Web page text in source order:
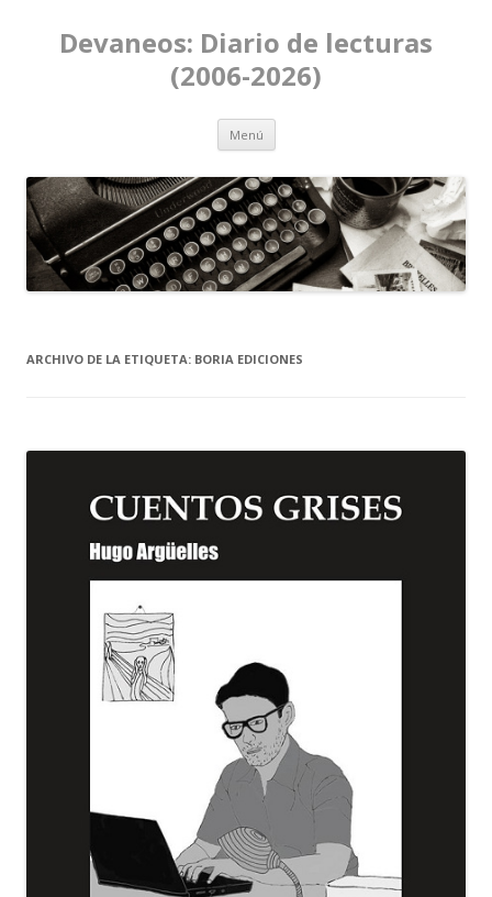
Devaneos: Diario de lecturas
(2006-2026)
Menú Ir al contenido
ARCHIVO DE LA ETIQUETA: BORIA EDICIONES